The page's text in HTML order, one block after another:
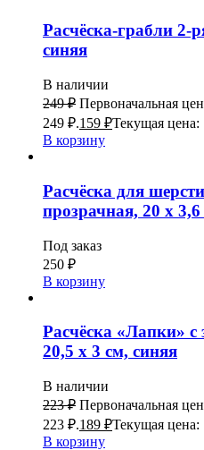
Расчёска-грабли 2-
синяя
В наличии
249₽ Первоначальная
249 ₽.159 ₽Текущая цена:
В корзину
Расчёска для
прозрачная, 20 х
Под заказ
250 ₽
В корзину
Расчёска «Лапки»
20,5 х 3 см, синяя
В наличии
223₽ Первоначальная
223 ₽.189 ₽Текущая цена:
В корзину